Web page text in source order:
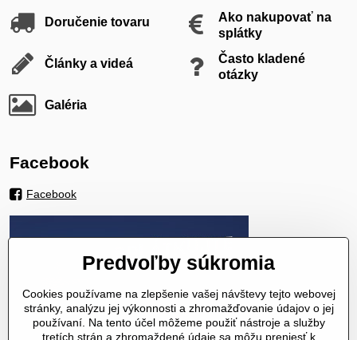
Doručenie tovaru
Ako nakupovať na
splátky
Články a videá
Často kladené
otázky
Galéria
Facebook
Facebook
Predvoľby súkromia
Cookies používame na zlepšenie vašej návštevy tejto webovej
stránky, analýzu jej výkonnosti a zhromažďovanie údajov o jej
používaní. Na tento účel môžeme použiť nástroje a služby
tretích strán a zhromaždené údaje sa môžu preniesť k